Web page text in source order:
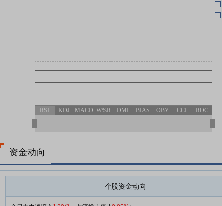
RSI KDJ MACD W%R DMI BIAS OBV CCI ROC
资金动向
个股资金动向